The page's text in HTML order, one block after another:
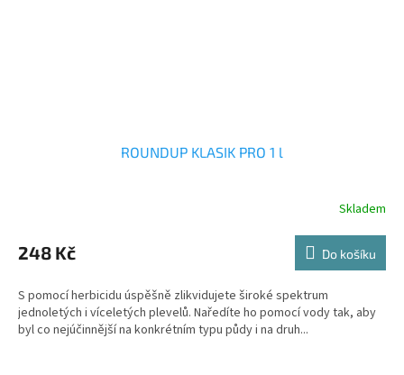
ROUNDUP KLASIK PRO 1 l
produktu
je
z
5
hvězdiček.
Skladem
248 Kč Do košíku
S pomocí herbicidu úspěšně zlikvidujete široké spektrum
jednoletých i víceletých plevelů. Naředíte ho pomocí vody tak, aby
byl co nejúčinnější na konkrétním typu půdy i na druh...